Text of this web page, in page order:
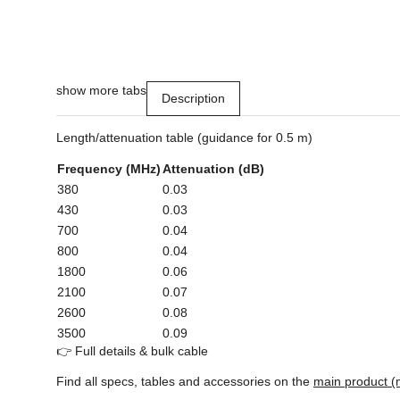
show more tabs
Description
Length/attenuation table (guidance for 0.5 m)
Frequency (MHz)Attenuation (dB)
380
0.03
430
0.03
700
0.04
800
0.04
1800
0.06
2100
0.07
2600
0.08
3500
0.09
👉 Full details & bulk cable
Find all specs, tables and accessories on the main product